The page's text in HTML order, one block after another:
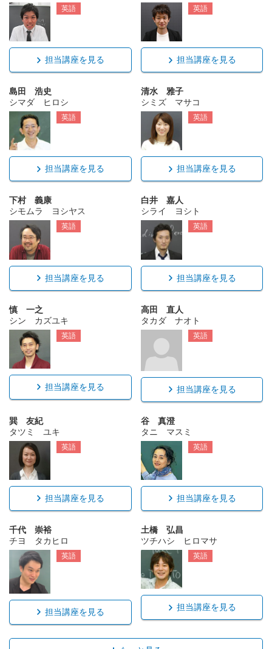
英語
担当講座を見る
英語
担当講座を見る
島田 浩史
シマダ ヒロシ
英語
担当講座を見る
清水 雅子
シミズ マサコ
英語
担当講座を見る
下村 義康
シモムラ ヨシヤス
英語
担当講座を見る
白井 嘉人
シライ ヨシト
英語
担当講座を見る
慎 一之
シン カズユキ
英語
担当講座を見る
高田 直人
タカダ ナオト
英語
担当講座を見る
巽 友紀
タツミ ユキ
英語
担当講座を見る
谷 真澄
タニ マスミ
英語
担当講座を見る
千代 崇裕
チヨ タカヒロ
英語
担当講座を見る
土橋 弘昌
ツチハシ ヒロマサ
英語
担当講座を見る